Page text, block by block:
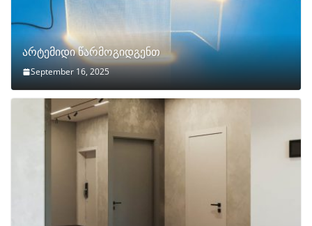
არტემიდი წარმოგიდგენთ
September 16, 2025